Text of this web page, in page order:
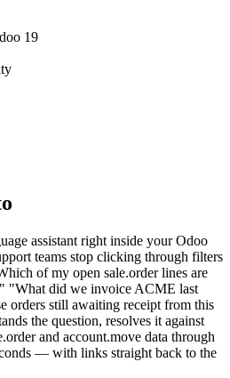
19
assistant right inside your Odoo
teams stop clicking through filters
of my open sale.order lines are
"What did we invoice ACME last
orders still awaiting receipt from this
the question, resolves it against
and account.move data through
— with links straight back to the